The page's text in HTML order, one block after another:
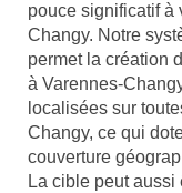
pouce significatif à
Changy. Notre
permet la création
à Varennes-
localisées sur
Changy, ce qui
couverture
La cible peut